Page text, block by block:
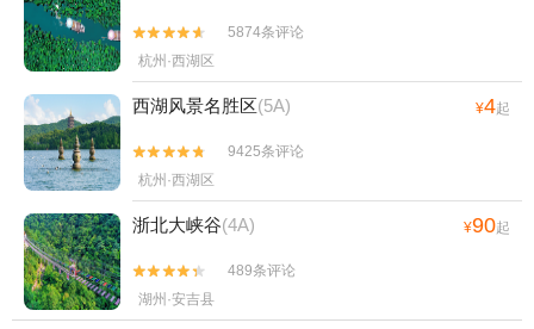


5874条评论
杭州·西湖区
西湖风景名胜区(5A) ¥4起


9425条评论
杭州·西湖区
浙北大峡谷(4A) ¥90起


489条评论
湖州·安吉县